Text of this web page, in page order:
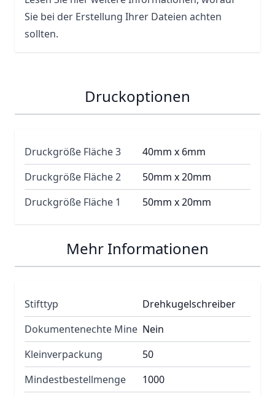
Sie bei der Erstellung Ihrer Dateien achten
sollten.
Druckoptionen
Druckgröße Fläche 3
40mm x 6mm
Druckgröße Fläche 2
50mm x 20mm
Druckgröße Fläche 1
50mm x 20mm
Mehr Informationen
Stifttyp
Drehkugelschreiber
Dokumentenechte Mine Nein
Kleinverpackung
50
Mindestbestellmenge
1000